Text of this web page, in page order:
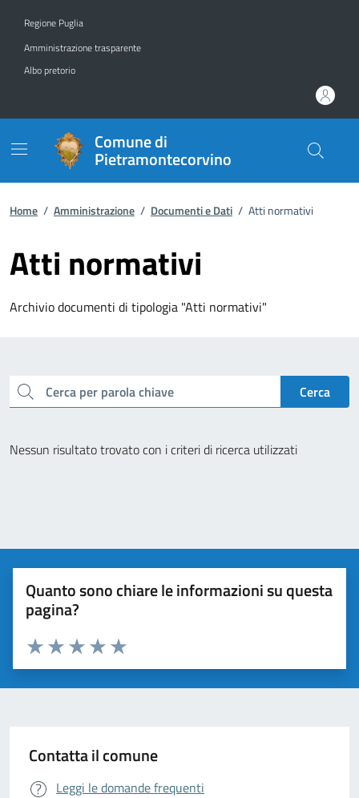
Regione Puglia
Amministrazione trasparente
Albo pretorio
Comune di
Pietramontecorvino
Home / Amministrazione / Documenti e Dati / Atti normativi
Atti normativi
Archivio documenti di tipologia "Atti normativi"
cerca Cerca
Nessun risultato trovato con i criteri di ricerca utilizzati
Quanto sono chiare le informazioni su questa
pagina?
Valuta da 1 a 5 stelle la pagina
Valuta 5 stelle su 5
Valuta 4 stelle su 5
Valuta 3 stelle su 5
Valuta 2 stelle su 5
Valuta 1 stelle su 5
Contatta il comune
Leggi le domande frequenti